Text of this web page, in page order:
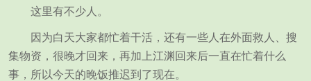
这里有不少人。
因为白天大家都忙着干活，还有一些人在外面救人、搜
集物资，很晚才回来，再加上江渊回来后一直在忙着什么
事，所以今天的晚饭推迟到了现在。